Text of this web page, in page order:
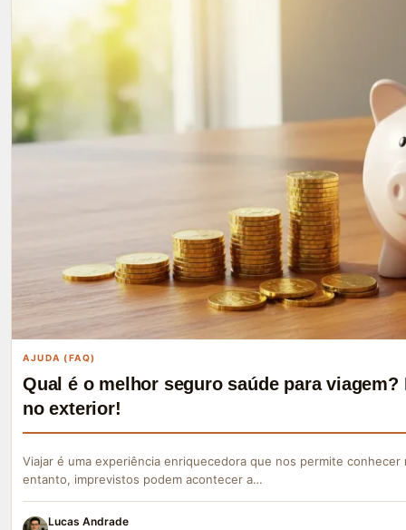
AJUDA (FAQ)
Qual é o melhor seguro saúde para
no exterior!
Viajar é uma experiência enriquecedora que nos permite
entanto, imprevistos podem acontecer a…
Lucas Andrade